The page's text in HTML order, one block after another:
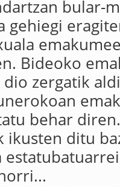
bular-
gehiegi
Bideoko
zergatik
behar
ikusten ditu